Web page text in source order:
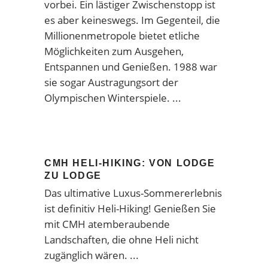
vorbei. Ein lästiger Zwischenstopp ist
es aber keineswegs. Im Gegenteil, die
Millionenmetropole bietet etliche
Möglichkeiten zum Ausgehen,
Entspannen und Genießen. 1988 war
sie sogar Austragungsort der
Olympischen Winterspiele.
CMH HELI-HIKING: VON LODGE
ZU LODGE
Das ultimative Luxus-Sommererlebnis
ist definitiv Heli-Hiking! Genießen Sie
mit CMH atemberaubende
Landschaften, die ohne Heli nicht
zugänglich wären.